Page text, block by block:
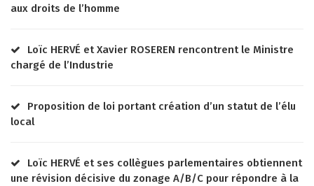
aux droits de l’homme
Loïc HERVÉ et Xavier ROSEREN rencontrent le Ministre
chargé de l’Industrie
Proposition de loi portant création d’un statut de l’élu
local
Loïc HERVÉ et ses collègues parlementaires obtiennent
une révision décisive du zonage A/B/C pour répondre à la